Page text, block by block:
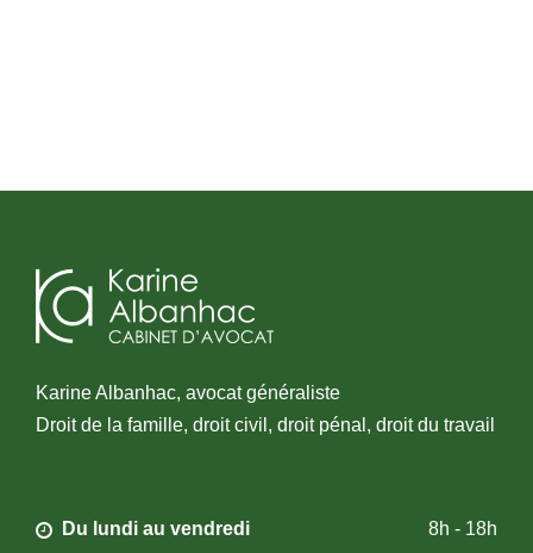
Karine Albanhac, avocat généraliste
Droit de la famille, droit civil, droit pénal, droit du travail
Du lundi au vendredi 8h - 18h